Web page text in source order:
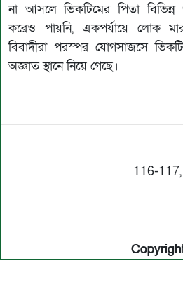
না আসলে ভিকটিমের পিতা বিভিন্ন
করেও পায়নি, একপর্যায়ে লোক
বিবাদীরা পরস্পর যোগসাজসে
অজ্ঞাত স্থানে নিয়ে গেছে।
116-